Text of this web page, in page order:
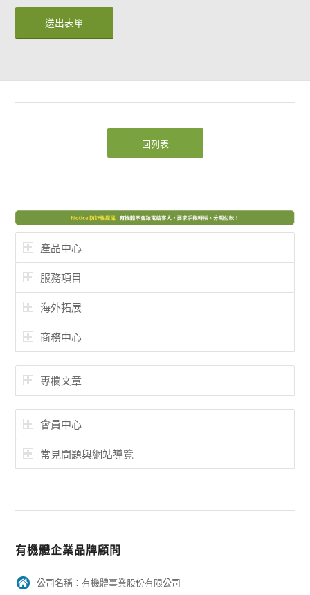
回列表
產品中心
服務項目
海外拓展
商務中心
專欄文章
會員中心
常見問題與網站導覽
有機體企業品牌顧問
公司名稱：有機體事業股份有限公司